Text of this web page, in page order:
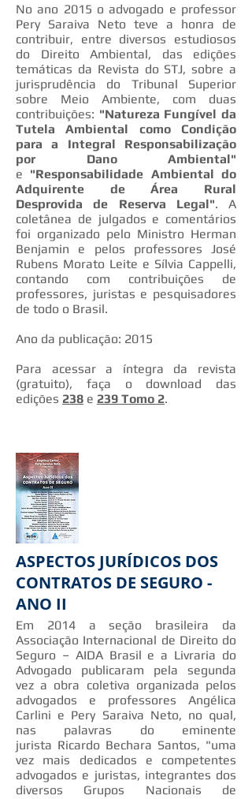
No ano 2015 o advogado e professor
Pery Saraiva Neto teve a honra de
contribuir, entre diversos estudiosos
do Direito Ambiental, das edições
temáticas da Revista do STJ, sobre a
jurisprudência do Tribunal Superior
sobre Meio Ambiente, com duas
contribuições: "Natureza Fungível da
Tutela Ambiental como Condição
para a Integral Responsabilização
por Dano Ambiental"
e "Responsabilidade Ambiental do
Adquirente de Área Rural
Desprovida de Reserva Legal". A
coletânea de julgados e comentários
foi organizado pelo Ministro Herman
Benjamin e pelos professores José
Rubens Morato Leite e Sílvia Cappelli,
contando com contribuições de
professores, juristas e pesquisadores
de todo o Brasil.
Ano da publicação: 2015
Para acessar a íntegra da revista
(gratuito), faça o download das
edições 238 e 239 Tomo 2.
ASPECTOS JURÍDICOS DOS
CONTRATOS DE SEGURO -
ANO II
Em 2014 a seção brasileira da
Associação Internacional de Direito do
Seguro – AIDA Brasil e a Livraria do
Advogado publicaram pela segunda
vez a obra coletiva organizada pelos
advogados e professores Angélica
Carlini e Pery Saraiva Neto, no qual,
nas palavras do eminente
jurista Ricardo Bechara Santos, "uma
vez mais dedicados e competentes
advogados e juristas, integrantes dos
diversos Grupos Nacionais de